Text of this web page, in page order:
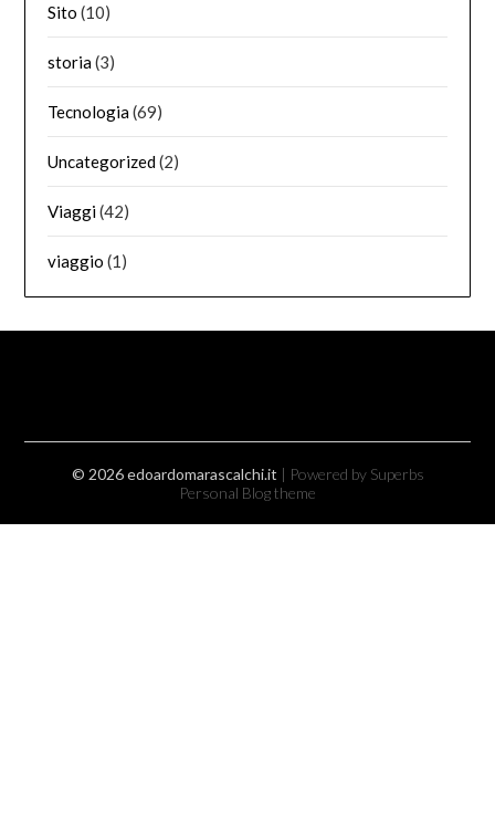
Sito (10)
storia(3)
Tecnologia(69)
Uncategorized(2)
Viaggi(42)
viaggio (1)
© 2026 edoardomarascalchi.it | Powered by Superbs
Personal Blog theme